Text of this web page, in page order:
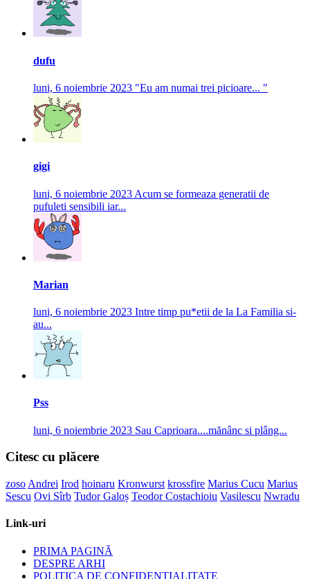
dufu
luni, 6 noiembrie 2023 "Eu am numai trei picioare... "
gigi
luni, 6 noiembrie 2023 Acum se formeaza generatii de
pufuleti sensibili iar...
Marian
luni, 6 noiembrie 2023 Intre timp pu*etii de la La Familia si-
au...
Pss
luni, 6 noiembrie 2023 Sau Caprioara....mănânc si plâng...
Citesc cu plăcere
zoso Andrei Irod hoinaru Kronwurst krossfire Marius Cucu Marius
Sescu Ovi Sîrb Tudor Galoș Teodor Costachioiu Vasilescu Nwradu
Link-uri
PRIMA PAGINĂ
DESPRE ARHI
POLITICA DE CONFIDENȚIALITATE